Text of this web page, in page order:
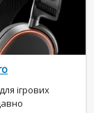
ігрових